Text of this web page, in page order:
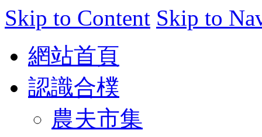
Skip to Content Skip to
網站首頁
認識合樸
農夫市集